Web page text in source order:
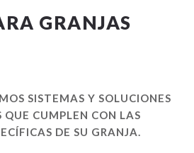
GRANJAS
SISTEMAS Y SOLUCIONES
QUE CUMPLEN CON LAS
DE SU GRANJA.